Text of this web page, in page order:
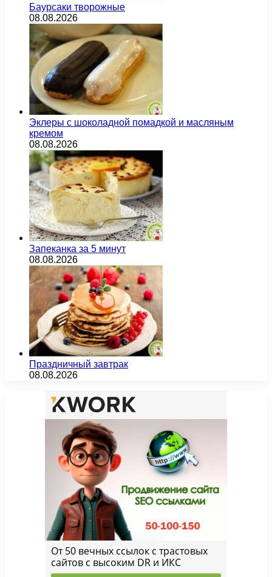
Баурсаки творожные
08.08.2026
Эклеры с шоколадной помадкой и масляным
кремом
08.08.2026
Запеканка за 5 минут
08.08.2026
Праздничный завтрак
08.08.2026